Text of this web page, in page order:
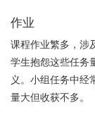
作业
课程作业繁多，涉
学生抱怨这些任务
义。小组任务中经
量大但收获不多。